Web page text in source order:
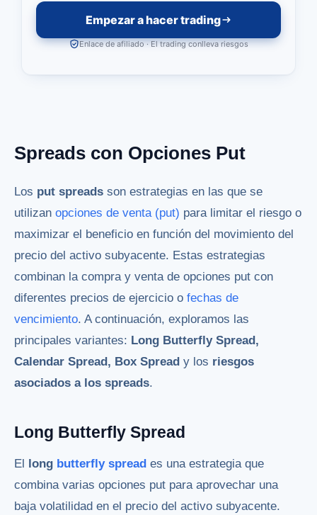
Empezar a hacer trading
Enlace de afiliado · El trading conlleva riesgos
Spreads con Opciones Put
Los put spreads son estrategias en las que se
utilizan opciones de venta (put) para limitar el riesgo o
maximizar el beneficio en función del movimiento del
precio del activo subyacente. Estas estrategias
combinan la compra y venta de opciones put con
diferentes precios de ejercicio o fechas de
vencimiento. A continuación, exploramos las
principales variantes: Long Butterfly Spread,
Calendar Spread, Box Spread y los riesgos
asociados a los spreads.
Long Butterfly Spread
El long butterfly spread es una estrategia que
combina varias opciones put para aprovechar una
baja volatilidad en el precio del activo subyacente.